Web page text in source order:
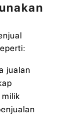
jualan